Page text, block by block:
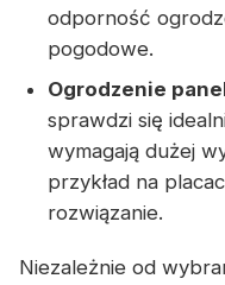
odporność
pogodowe.
Ogrodzenie
sprawdzi się
wymagają dużej
przykład na
rozwiązanie.
Niezależnie od